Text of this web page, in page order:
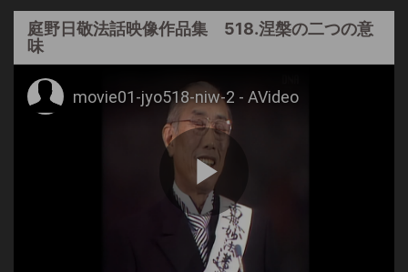
ー
庭野日敬法話映像作品集 518.涅槃の二つの意
味